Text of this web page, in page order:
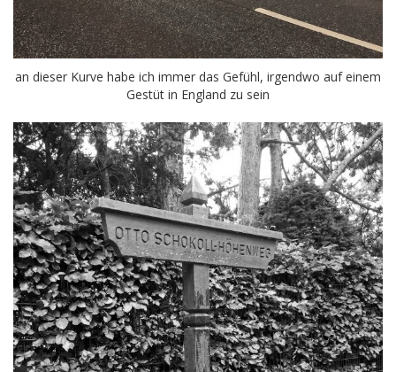
an dieser Kurve habe ich immer das Gefühl, irgendwo auf einem
Gestüt in England zu sein